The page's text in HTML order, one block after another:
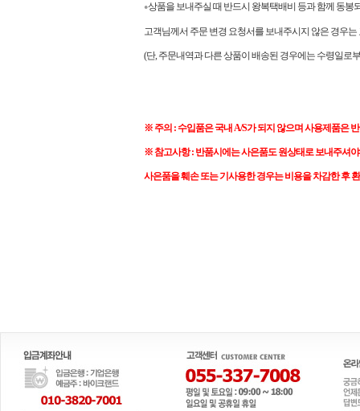
●상품을 보내주실 때 반드시 왕복택배비 등과 함께 동
고객님께서 주문 변경 요청서를 보내주시지 않은 경우
(단, 주문내역과 다른 상품이 배송된 경우에는 수령일로
※ 주의 : 수입품은 국내 A/S가 되지 않으며 사용제품은
※ 참고사항 : 반품시에는 사은품도 원상태로 보내주셔
사은품을 훼손 또는 기사용한 경우는 비용을 차감한 후